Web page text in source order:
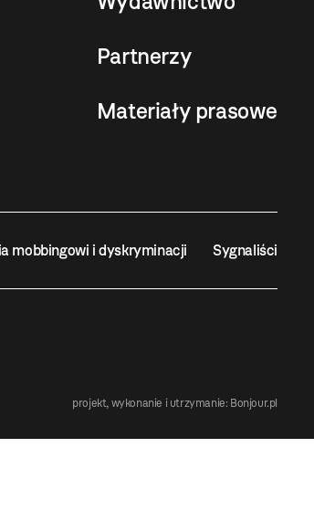
Partnerzy
Materiały prasowe
mobbingowi i dyskryminacji Sygnaliści
projekt, wykonanie i utrzymanie: Bonjour.pl